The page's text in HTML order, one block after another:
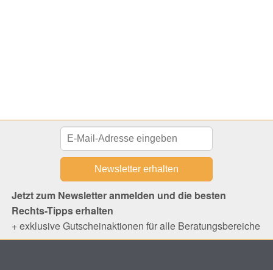
Jetzt zum Newsletter anmelden und die besten
Rechts-Tipps erhalten
+ exklusive Gutscheinaktionen für alle Beratungsbereiche